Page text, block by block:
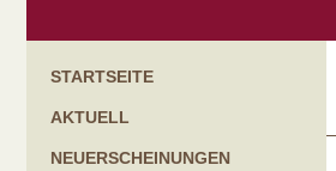
Weitere Bücher
STARTSEITE
AKTUELL
NEUERSCHEINUNGEN